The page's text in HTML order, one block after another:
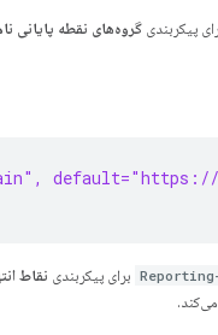
پیکربندی گروه‌های نقطه پایانی
default="https://
برای پیکربندی نقاط
می‌کند.